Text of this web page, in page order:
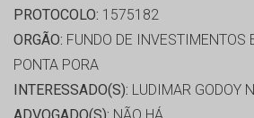
PROTOCOLO: 1575182
ORGÃO: FUNDO DE INVESTIMENTOS
PONTA PORA
INTERESSADO(S): LUDIMAR GODOY